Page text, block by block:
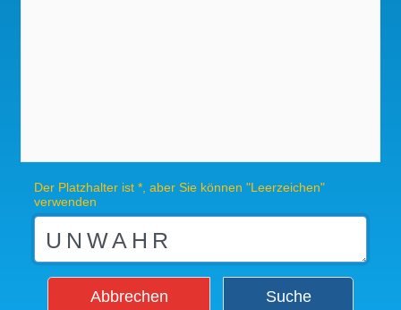
Der Platzhalter ist *, aber Sie können "Leerzeichen"
verwenden
Abbrechen Suche